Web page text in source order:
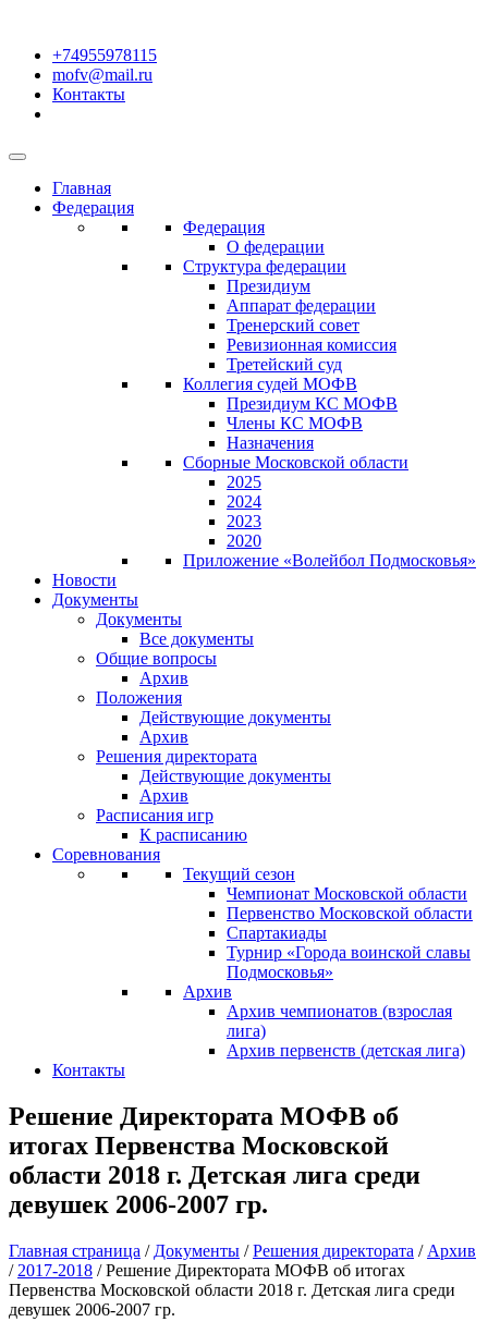
+74955978115
mofv@mail.ru
Контакты
Главная
Федерация
Федерация
О федерации
Структура федерации
Президиум
Аппарат федерации
Тренерский совет
Ревизионная комиссия
Третейский суд
Коллегия судей МОФВ
Президиум КС МОФВ
Члены КС МОФВ
Назначения
Сборные Московской области
2025
2024
2023
2020
Приложение «Волейбол Подмосковья»
Новости
Документы
Документы
Все документы
Общие вопросы
Архив
Положения
Действующие документы
Архив
Решения директората
Действующие документы
Архив
Расписания игр
К расписанию
Соревнования
Текущий сезон
Чемпионат Московской области
Первенство Московской области
Спартакиады
Турнир «Города воинской славы
Подмосковья»
Архив
Архив чемпионатов (взрослая
лига)
Архив первенств (детская лига)
Контакты
Решение Директората МОФВ об
итогах Первенства Московской
области 2018 г. Детская лига среди
девушек 2006-2007 гр.
Главная страница / Документы /Решения директората / Архив
/ 2017-2018 /Решение Директората МОФВ об итогах
Первенства Московской области 2018 г. Детская лига среди
девушек 2006-2007 гр.